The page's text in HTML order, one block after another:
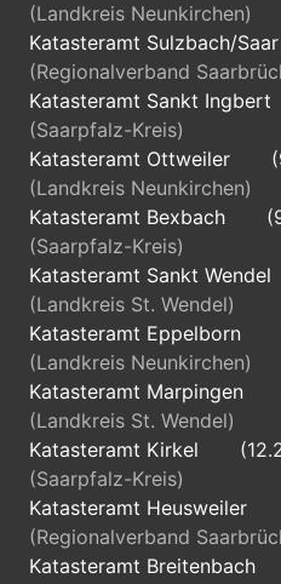
(Landkreis Neunkirchen)
Katasteramt Sulzbach/Saar
(Regionalverband
Katasteramt Sankt Ingbert
(Saarpfalz-Kreis)
Katasteramt Ottweiler
(Landkreis Neunkirchen)
Katasteramt Bexbach
(Saarpfalz-Kreis)
Katasteramt Sankt Wendel
(Landkreis St. Wendel)
Katasteramt Eppelborn
(Landkreis Neunkirchen)
Katasteramt Marpingen
(Landkreis St. Wendel)
Katasteramt Kirkel
(Saarpfalz-Kreis)
Katasteramt Heusweiler
(Regionalverband
Katasteramt Breitenbach